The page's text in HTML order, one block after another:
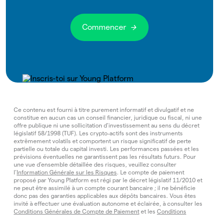
Commencer
Ce contenu est fourni à titre purement informatif et divulgatif et ne
constitue en aucun cas un conseil financier, juridique ou fiscal, ni une
offre publique ni une sollicitation d’investissement au sens du décret
législatif 58/1998 (TUF). Les crypto‑actifs sont des instruments
extrêmement volatils et comportent un risque significatif de perte
partielle ou totale du capital investi. Les performances passées et les
prévisions éventuelles ne garantissent pas les résultats futurs. Pour
une vue d’ensemble détaillée des risques, veuillez consulter
l’Information Générale sur les Risques. Le compte de paiement
proposé par Young Platform est régi par le décret législatif 11/2010 et
ne peut être assimilé à un compte courant bancaire ; il ne bénéficie
donc pas des garanties applicables aux dépôts bancaires. Vous êtes
invité à effectuer une évaluation autonome et éclairée, à consulter les
Conditions Générales de Compte de Paiement et les Conditions